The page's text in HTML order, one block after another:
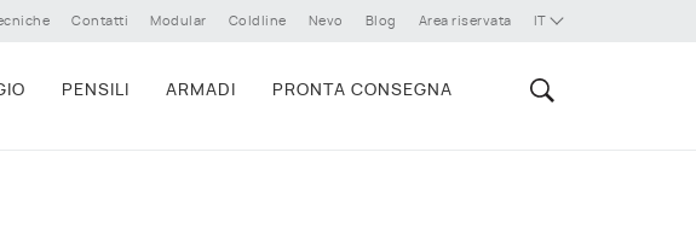
Contatti Modular Coldline Nevo Blog Area riservata IT
PENSILI ARMADI PRONTA CONSEGNA